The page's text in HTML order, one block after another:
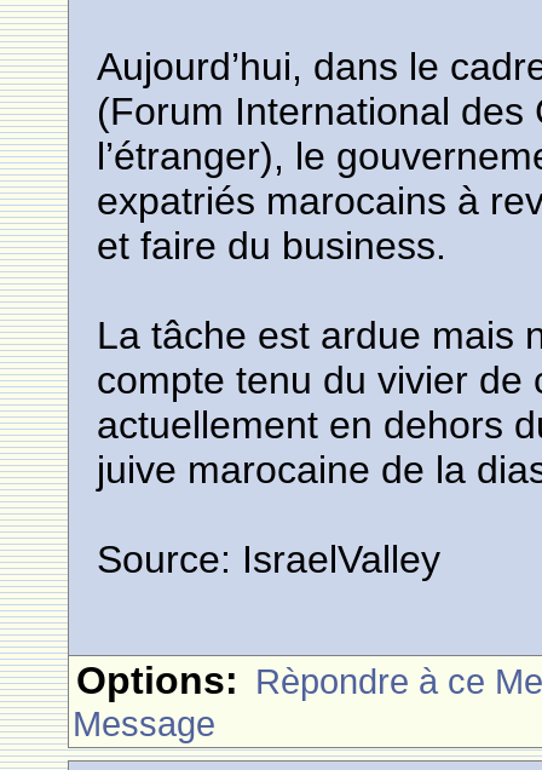
Aujourd’hui, dans le
(Forum International
l’étranger), le
expatriés marocains à
et faire du business.
La tâche est ardue mais
compte tenu du vivier de
actuellement en dehors
juive marocaine de la
Source: IsraelValley
Options: Rèpondre à ce
Message